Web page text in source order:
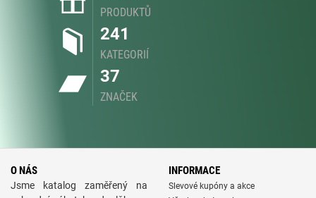
PRODUKTŮ
241
KATEGORIÍ
37
ZNAČEK
O NÁS
Jsme katalog zaměřený na
INFORMACE
Slevové kupóny a akce